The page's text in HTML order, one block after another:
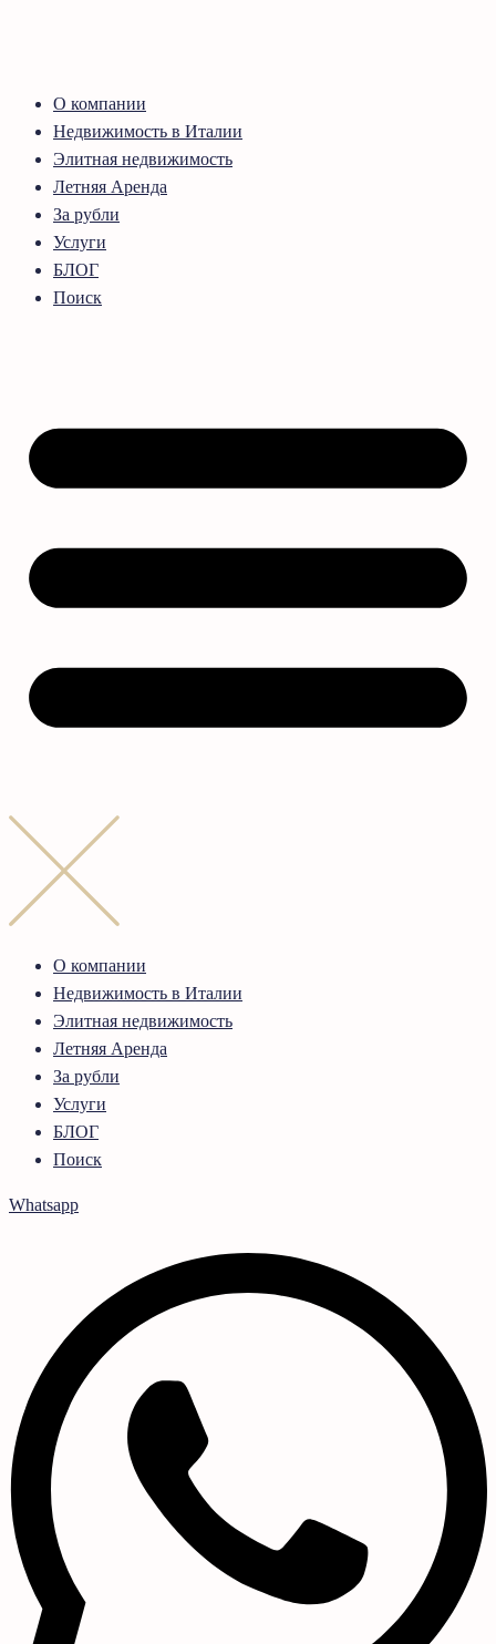
О компании
Недвижимость в Италии
Элитная недвижимость
Летняя Аренда
За рубли
Услуги
БЛОГ
Поиск
О компании
Недвижимость в Италии
Элитная недвижимость
Летняя Аренда
За рубли
Услуги
БЛОГ
Поиск
Whatsapp